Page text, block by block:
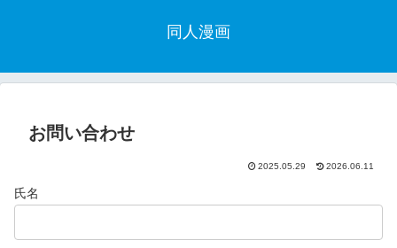
同人漫画
お問い合わせ
2025.05.29 2026.06.11
氏名